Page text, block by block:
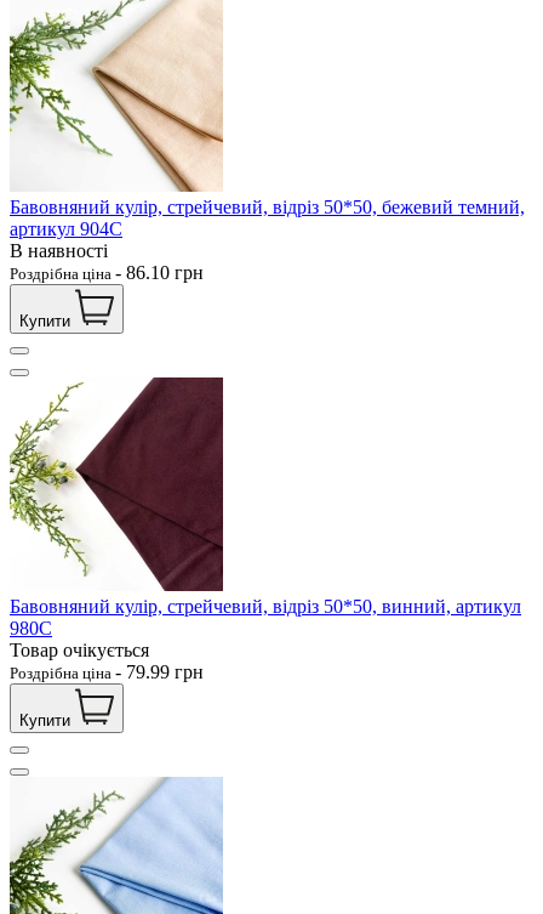
Бавовняний кулір, стрейчевий, відріз 50*50, бежевий темний,
артикул 904С
В наявності
Роздрібна ціна - 86.10 грн
Купити
Бавовняний кулір, стрейчевий, відріз 50*50, винний, артикул
980С
Товар очікується
Роздрібна ціна - 79.99 грн
Купити